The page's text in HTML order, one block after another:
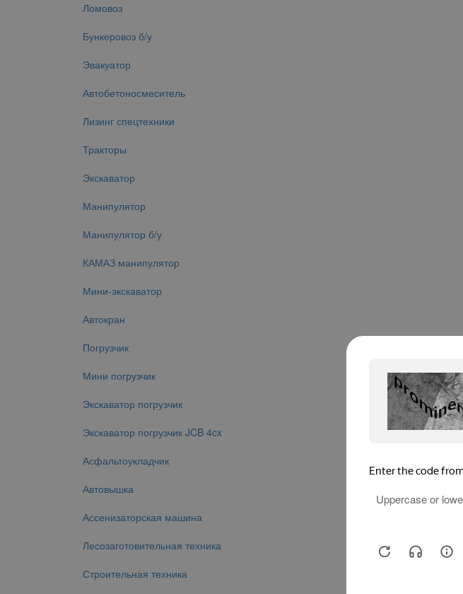
Ломовоз
Бункеровоз б/у
Эвакуатор
Автобетоносмеситель
Лизинг спецтехники
Тракторы
Экскаватор
Манипулятор
Манипулятор б/у
КАМАЗ манипулятор
Мини-экскаватор
Автокран
Погрузчик
Мини погрузчик
Экскаватор погрузчик
Экскаватор погрузчик JCB 4cx
Асфальтоукладчик
Автовышка
Ассенизаторская машина
Лесозаготовительная техника
Строительная техника